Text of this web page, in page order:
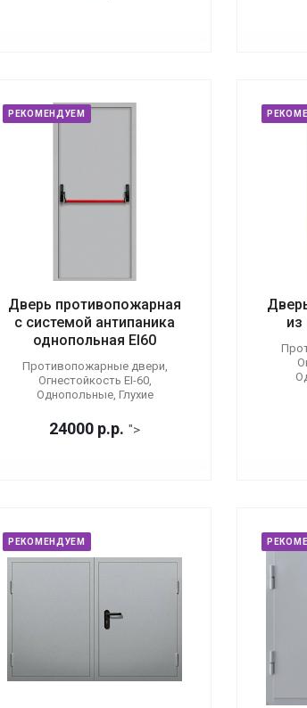
РЕКОМЕНДУЕМ
Дверь противопожарная
с системой антипаника
однопольная EI60
Противопожарные двери,
Огнестойкость EI-60,
Однопольные, Глухие
24000 р.р. ">
из
РЕКОМЕНДУЕМ